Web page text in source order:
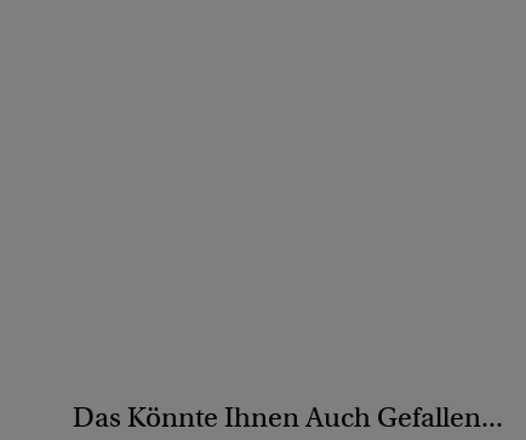
Das Könnte Ihnen Auch Gefallen...